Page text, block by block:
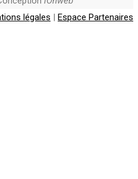
légales | Espace Partenaires